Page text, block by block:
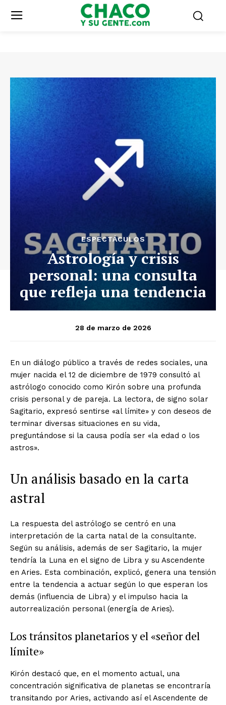
ESPECTÁCULOS
Astrología y crisis
personal: una consulta
que refleja una tendencia
28 de marzo de 2026
En un diálogo público a través de redes sociales, una
mujer nacida el 12 de diciembre de 1979 consultó al
astrólogo conocido como Kirón sobre una profunda
crisis personal y de pareja. La lectora, de signo solar
Sagitario, expresó sentirse «al límite» y con deseos de
terminar diversas situaciones en su vida,
preguntándose si la causa podía ser «la edad o los
astros».
Un análisis basado en la carta
astral
La respuesta del astrólogo se centró en una
interpretación de la carta natal de la consultante.
Según su análisis, además de ser Sagitario, la mujer
tendría la Luna en el signo de Libra y su Ascendente
en Aries. Esta combinación, explicó, genera una tensión
entre la tendencia a actuar según lo que esperan los
demás (influencia de Libra) y el impulso hacia la
autorrealización personal (energía de Aries).
Los tránsitos planetarios y el «señor del
límite»
Kirón destacó que, en el momento actual, una
concentración significativa de planetas se encontraría
transitando por Aries, activando así el Ascendente de